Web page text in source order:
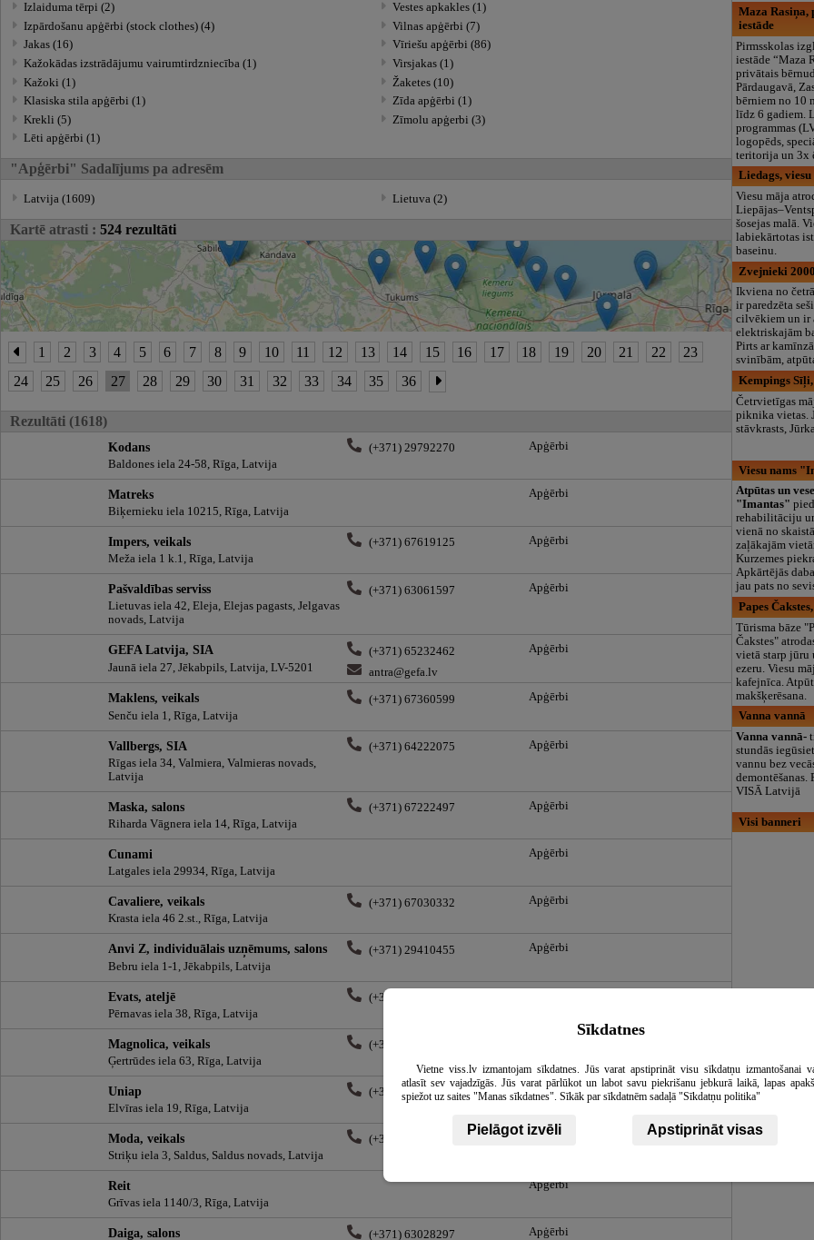
Izlaiduma tērpi (2)
Izpārdošanu apģērbi (stock clothes) (4)
Jakas (16)
Kažokādas izstrādājumu vairumtirdzniecība (1)
Kažoki (1)
Klasiska stila apģērbi (1)
Krekli (5)
Lēti apģērbi (1)
Vestes apkakles (1)
Vilnas apģērbi (7)
Vīriešu apģērbi (86)
Virsjakas (1)
Žaketes (10)
Zīda apģērbi (1)
Zīmolu apģerbi (3)
"Apģērbi" Sadalījums pa adresēm
Latvija (1609) Lietuva (2)
Kartē atrasti : 524 rezultāti
1 2 3 4 5 6 7 8 9 10 11 12 13 14 15 16 17 18 19 20 21 22
23
24
25 26 27 28 29 30 31 32 33 34 35 36
Rezultāti (1618)
Kodans
Baldones iela 24-58, Rīga, Latvija
(+371) 29792270 Apģērbi
Matreks
Biķernieku iela 10215, Rīga, Latvija
Apģērbi
Impers, veikals
Meža iela 1 k.1, Rīga, Latvija
(+371) 67619125 Apģērbi
Pašvaldības serviss
Lietuvas iela 42, Eleja, Elejas pagasts, Jelgavas
novads, Latvija
(+371) 63061597 Apģērbi
GEFA Latvija, SIA
Jaunā iela 27, Jēkabpils, Latvija, LV-5201
(+371) 65232462
antra@gefa.lv
Apģērbi
Maklens, veikals
Senču iela 1, Rīga, Latvija
(+371) 67360599 Apģērbi
Vallbergs, SIA
Rīgas iela 34, Valmiera, Valmieras novads,
Latvija
(+371) 64222075 Apģērbi
Maska, salons
Riharda Vāgnera iela 14, Rīga, Latvija
(+371) 67222497 Apģērbi
Cunami
Latgales iela 29934, Rīga, Latvija
Apģērbi
Cavaliere, veikals
Krasta iela 46 2.st., Rīga, Latvija
(+371) 67030332 Apģērbi
Anvi Z, individuālais uzņēmums, salons
Bebru iela 1-1, Jēkabpils, Latvija
(+371) 29410455 Apģērbi
Evats, ateljē
Pērnavas iela 38, Rīga, Latvija
(+371) 67276753
Magnolica, veikals
Ģertrūdes iela 63, Rīga, Latvija
(+371) 67285367
Uniap
Elvīras iela 19, Rīga, Latvija
(+371) 67624292 Apģērbi
Moda, veikals
Striķu iela 3, Saldus, Saldus novads, Latvija
(+371) 29118062 Apģērbi
Reit
Grīvas iela 1140/3, Rīga, Latvija
Apģērbi
Daiga, salons (+371) 63028297 Apģērbi
Maza
iestāde
Pirmsskolas
iestāde “Maza
privātais
Pārdaugavā,
bērniem no 10
līdz 6 gadiem.
programmas
logopēds,
teritorija un 3x
Liedags, viesu
Viesu māja
šosejas malā.
labiekārtotas
baseinu.
Zvejnieki
Ikviena no
ir paredzēta
cilvēkiem un ir
elektriskajām
Pirts ar
svinībām,
Kempings
Četrvietīgas
piknika vietas.
stāvkrasts,
Viesu nams
Atpūtas un
"Imantas"
rehabilitāciju
vienā no
zaļākajām
Kurzemes
Apkārtējās
jau pats no
Papes
Tūrisma bāze
Čakstes"
vietā starp jūru
ezeru. Viesu
kafejnīca.
makšķerēsana.
Vanna vannā
Vanna vannā-
stundās
vannu bez
demontēšanas.
VISĀ Latvijā
Visi banneri
Sīkdatnes
Vietne viss.lv izmantojam sīkdatnes. Jūs varat apstiprināt visu sīkdatņu izmantošanai
atlasīt sev vajadzīgās. Jūs varat pārlūkot un labot savu piekrišanu jebkurā laikā, lapas
spiežot uz saites "Manas sīkdatnes". Sīkāk par sīkdatnēm sadaļā "Sīkdatņu politika"
Pielāgot izvēli Apstiprināt visas